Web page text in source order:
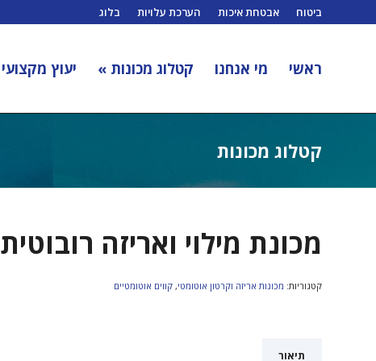
ביטוח אבטחת איכות הערכת עלויות בלוג
ראשי מי אנחנו קטלוג מכונות » יעוץ מקצועי
קטלוג מכונות
מכונת מילוי ואריזה רובוטית
קטגוריות: מכונות אריזה וקרטון אוטומטי, קווים אוטומטיים
תיאור